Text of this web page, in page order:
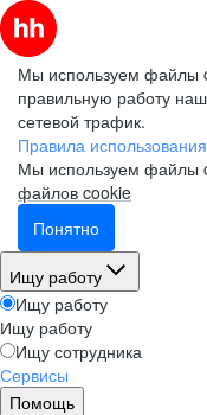
Мы используем файлы
правильную работу
сетевой трафик.
Правила
Мы используем файлы
файлов cookie
Понятно
Ищу работу
Ищу работу
Ищу работу
Ищу сотрудника
Сервисы
Помощь